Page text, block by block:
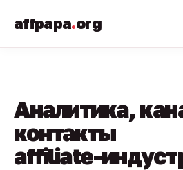
affpapa.org
Аналитика,
контакты
affiliate-